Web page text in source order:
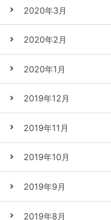
2020年3月
2020年2月
2020年1月
2019年12月
2019年11月
2019年10月
2019年9月
2019年8月